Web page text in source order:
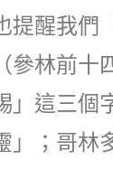
提醒我們
參林前十
」這三個
」；哥林